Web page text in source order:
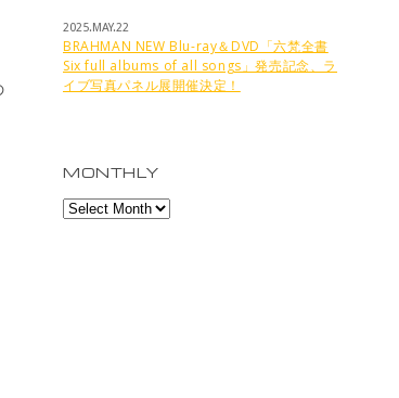
2025.MAY.22
BRAHMAN NEW Blu-ray＆DVD「六梵全書
Six full albums of all songs」発売記念、ラ
イブ写真パネル展開催決定！
MONTHLY